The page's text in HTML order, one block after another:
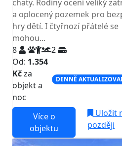
chaty. Rodiny ocení veliký
a oplocený pozemek pro
hry dětí. I čtyřnozí přátelé se
mohou...
8
2
Od: 1.354
Kčza
objekt a
noc
DENNĚ
Více o
objektu
Uložit
později